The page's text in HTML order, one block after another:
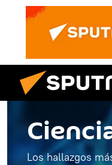
Los hallazgos